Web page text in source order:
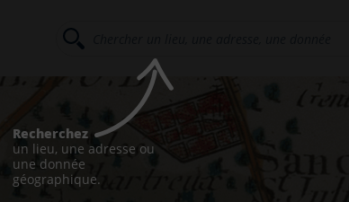
Recherchez
un lieu, une adresse ou
une donnée
géographique.